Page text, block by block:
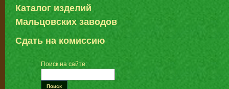
Каталог изделий
Мальцовских заводов
Сдать на комиссию
Поиск на сайте: